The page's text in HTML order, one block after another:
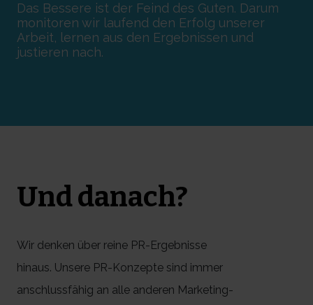
Das Bessere ist der Feind des Guten. Darum
monitoren wir laufend den Erfolg unserer
Arbeit, lernen aus den Ergebnissen und
justieren nach.
Und danach?
Wir denken über reine PR-Ergebnisse
hinaus. Unsere PR-Konzepte sind immer
anschlussfähig an alle anderen Marketing-